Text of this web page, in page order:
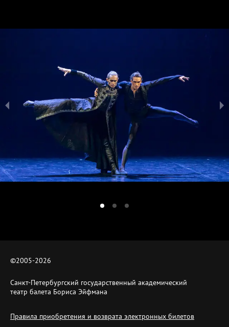
©2005-2026
Санкт-Петербургский государственный академический
театр балета Бориса Эйфмана
Правила приобретения и возврата электронных билетов